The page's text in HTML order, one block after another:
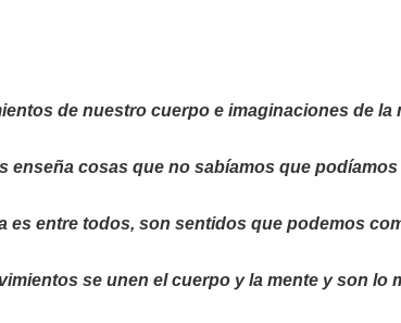
de nuestro cuerpo e imaginaciones de la
enseña cosas que no sabíamos que podíamos
es entre todos, son sentidos que podemos
se unen el cuerpo y la mente y son lo